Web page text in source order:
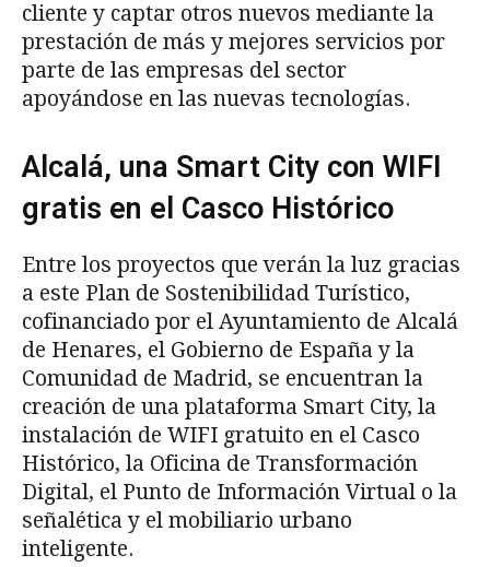
cliente y captar otros nuevos mediante la
prestación de más y mejores servicios por
parte de las empresas del sector
apoyándose en las nuevas tecnologías.
Alcalá, una Smart City con WIFI
gratis en el Casco Histórico
Entre los proyectos que verán la luz gracias
a este Plan de Sostenibilidad Turístico,
cofinanciado por el Ayuntamiento de Alcalá
de Henares, el Gobierno de España y la
Comunidad de Madrid, se encuentran la
creación de una plataforma Smart City, la
instalación de WIFI gratuito en el Casco
Histórico, la Oficina de Transformación
Digital, el Punto de Información Virtual o la
señalética y el mobiliario urbano
inteligente.